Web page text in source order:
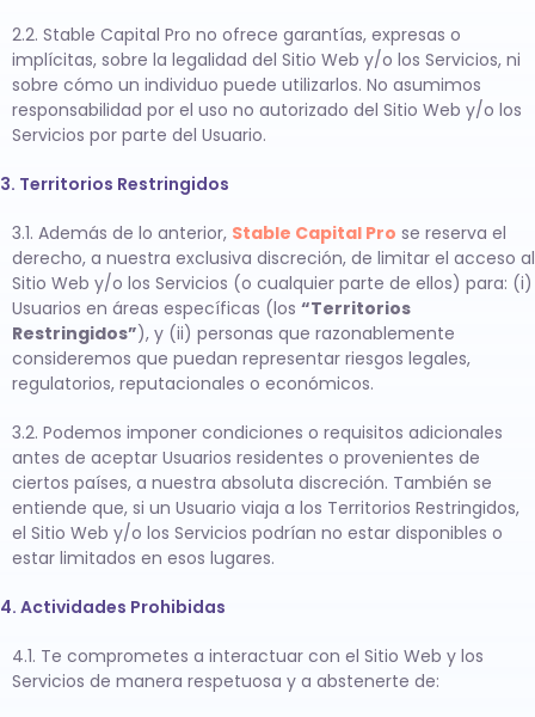
2.2. Stable Capital Pro no ofrece garantías, expresas o
implícitas, sobre la legalidad del Sitio Web y/o los Servicios, ni
sobre cómo un individuo puede utilizarlos. No asumimos
responsabilidad por el uso no autorizado del Sitio Web y/o los
Servicios por parte del Usuario.
3. Territorios Restringidos
3.1. Además de lo anterior, Stable Capital Pro se reserva el
derecho, a nuestra exclusiva discreción, de limitar el acceso al
Sitio Web y/o los Servicios (o cualquier parte de ellos) para: (i)
Usuarios en áreas específicas (los “Territorios
Restringidos”), y (ii) personas que razonablemente
consideremos que puedan representar riesgos legales,
regulatorios, reputacionales o económicos.
3.2. Podemos imponer condiciones o requisitos adicionales
antes de aceptar Usuarios residentes o provenientes de
ciertos países, a nuestra absoluta discreción. También se
entiende que, si un Usuario viaja a los Territorios Restringidos,
el Sitio Web y/o los Servicios podrían no estar disponibles o
estar limitados en esos lugares.
4. Actividades Prohibidas
4.1. Te comprometes a interactuar con el Sitio Web y los
Servicios de manera respetuosa y a abstenerte de: